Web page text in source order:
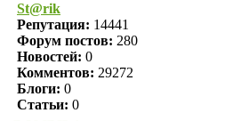
St@rik
Репутация: 14441
Форум постов: 280
Новостей: 0
Комментов: 29272
Блоги: 0
Статьи: 0